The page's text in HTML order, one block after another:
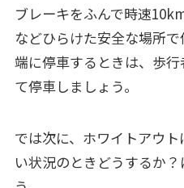
ブレーキをふんで時速
などひらけた安全な場所
端に停車するときは、歩
て停車しましょう。
では次に、ホワイトアウ
い状況のときどうするか